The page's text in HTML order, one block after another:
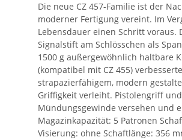
Die neue CZ 457-Familie ist der
moderner Fertigung vereint. Im
Lebensdauer einen Schritt voraus.
Signalstift am Schlösschen als
1500 g außergewöhnlich haltbare
(kompatibel mit CZ 455)
strapazierfähigem, modern
Griffigkeit verleiht. Pistolengriff
Mündungsgewinde versehen und
Magazinkapazität: 5 Patronen
Visierung: ohne Schaftlänge: 356